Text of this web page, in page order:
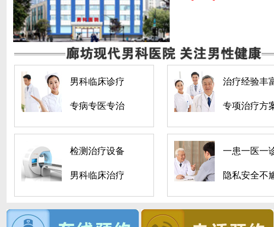
男科临床诊疗
专病专医专治
治疗经验丰
专项治疗方
检测治疗设备
男科临床治疗
一患一医一
隐私安全不